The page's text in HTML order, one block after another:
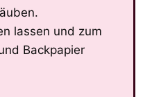
lassen und zum
Backpapier